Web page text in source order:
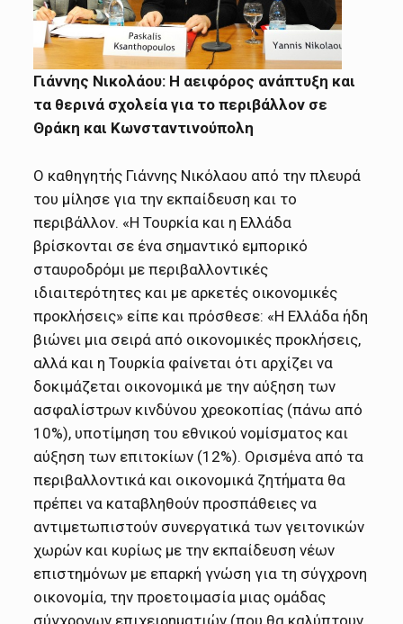
Γιάννης Νικολάου: Η αειφόρος ανάπτυξη και
τα θερινά σχολεία για το περιβάλλον σε
Θράκη και Κωνσταντινούπολη
Ο καθηγητής Γιάννης Νικόλαου από την πλευρά
του μίλησε για την εκπαίδευση και το
περιβάλλον. «Η Τουρκία και η Ελλάδα
βρίσκονται σε ένα σημαντικό εμπορικό
σταυροδρόμι με περιβαλλοντικές
ιδιαιτερότητες και με αρκετές οικονομικές
προκλήσεις» είπε και πρόσθεσε: «Η Ελλάδα ήδη
βιώνει μια σειρά από οικονομικές προκλήσεις,
αλλά και η Τουρκία φαίνεται ότι αρχίζει να
δοκιμάζεται οικονομικά με την αύξηση των
ασφαλίστρων κινδύνου χρεοκοπίας (πάνω από
10%), υποτίμηση του εθνικού νομίσματος και
αύξηση των επιτοκίων (12%). Ορισμένα από τα
περιβαλλοντικά και οικονομικά ζητήματα θα
πρέπει να καταβληθούν προσπάθειες να
αντιμετωπιστούν συνεργατικά των γειτονικών
χωρών και κυρίως με την εκπαίδευση νέων
επιστημόνων με επαρκή γνώση για τη σύγχρονη
οικονομία, την προετοιμασία μιας ομάδας
σύγχρονων επιχειρηματιών (που θα καλύπτουν